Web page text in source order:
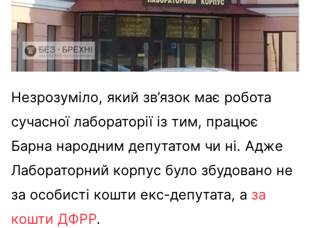
Незрозуміло, який зв’язок має робота
сучасної лабораторії із тим, працює
Барна народним депутатом чи ні. Адже
Лабораторний корпус було збудовано не
за особисті кошти екс-депутата, а за
кошти ДФРР.